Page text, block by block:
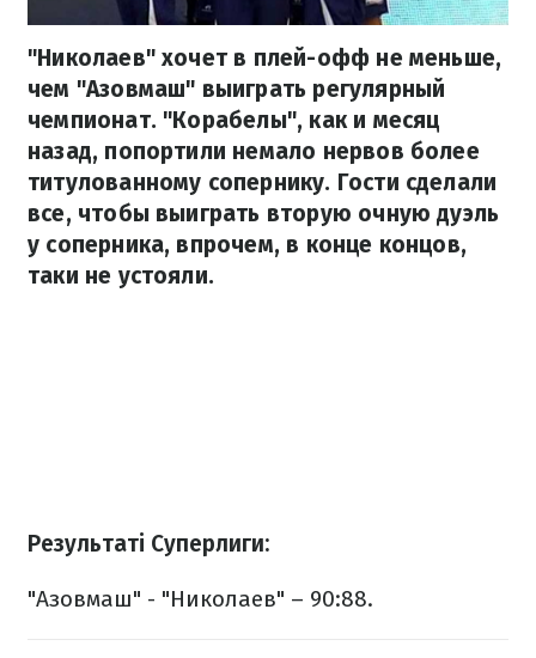
"Николаев" хочет в плей-офф не меньше,
чем "Азовмаш" выиграть регулярный
чемпионат. "Корабелы", как и месяц
назад, попортили немало нервов более
титулованному сопернику. Гости сделали
все, чтобы выиграть вторую очную дуэль
у соперника, впрочем, в конце концов,
таки не устояли.
Результаті Суперлиги:
"Азовмаш" - "Николаев" – 90:88.